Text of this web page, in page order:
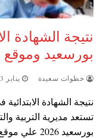
بورسعيد وموقع
خطوات سعيدة يناير 23, 2026
تستعد مديرية التربية
بورسعيد 2026 علي موقع المديرية الرسمي…